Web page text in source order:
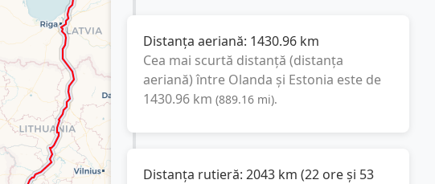
Distanța aeriană: 1430.96 km
Cea mai scurtă distanță (distanța
aeriană) între Olanda și Estonia este de
1430.96 km (889.16 mi).
Distanța rutieră: 2043 km (22 ore și 53